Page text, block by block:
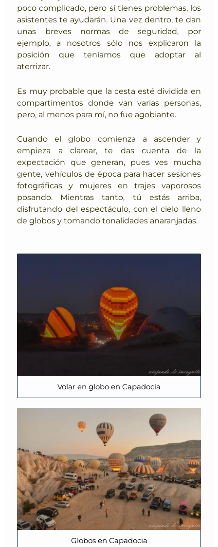
poco complicado, pero si tienes problemas, los
asistentes te ayudarán. Una vez dentro, te dan
unas breves normas de seguridad, por
ejemplo, a nosotros sólo nos explicaron la
posición que teníamos que adoptar al
aterrizar.
Es muy probable que la cesta esté dividida en
compartimentos donde van varias personas,
pero, al menos para mí, no fue agobiante.
Cuando el globo comienza a ascender y
empieza a clarear, te das cuenta de la
expectación que generan, pues ves mucha
gente, vehículos de época para hacer sesiones
fotográficas y mujeres en trajes vaporosos
posando. Mientras tanto, tú estás arriba,
disfrutando del espectáculo, con el cielo lleno
de globos y tomando tonalidades anaranjadas.
Volar en globo en Capadocia
Globos en Capadocia